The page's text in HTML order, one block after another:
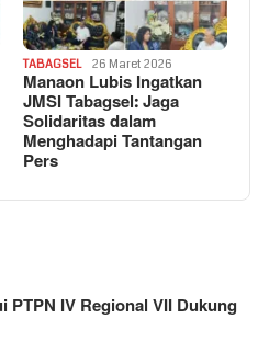
TABAGSEL 26 Maret 2026
Manaon Lubis Ingatkan
JMSI Tabagsel: Jaga
Solidaritas dalam
Menghadapi Tantangan
Pers
PTPN IV Regional VII Dukung